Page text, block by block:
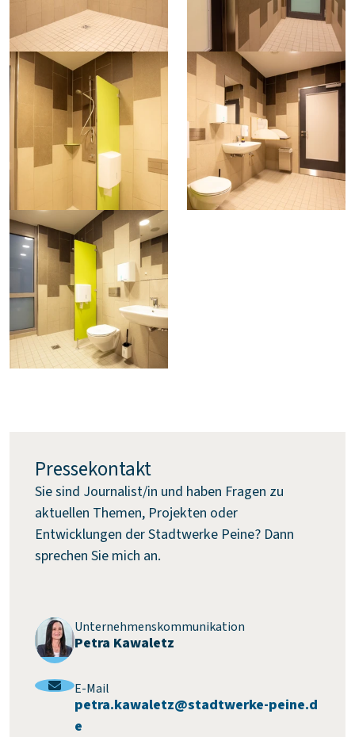
Pressekontakt
Sie sind Journalist/in und haben Fragen zu
aktuellen Themen, Projekten oder
Entwicklungen der Stadtwerke Peine? Dann
sprechen Sie mich an.
Unternehmenskommunikation
Petra Kawaletz
E-Mail
:petra.kawaletz@stadtwerke-peine.d
e